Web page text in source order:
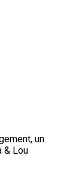
un
& Lou